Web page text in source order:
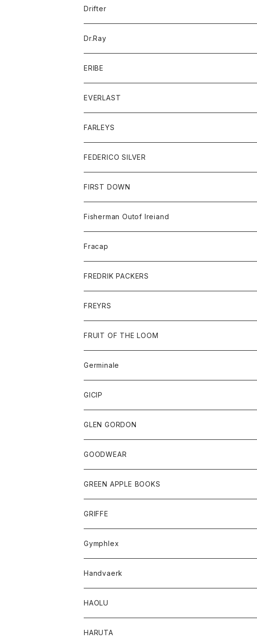
バッグ
コート
ジャケット
アクセサリー
バッグ
キッズ
シャツ
Tシャツ
グッズ
帽子
トップス
シャツ
セーター
ボトム
ショートパンツ
パンツ
レディース
コート
ジャケット
Tシャツ
ボトム
帽子
Drifter
Dr.Ray
ERIBE
ニット
EVERLAST
トップス
ジャケット
スエットシャツ
ボトム
スエットパンツ
グッズ
帽子
FARLEYS
FEDERICO SILVER
アクセサリー
FIRST DOWN
Fisherman Outof Ireiand
ニット
Fracap
グッズ
靴
FREDRIK PACKERS
アクセサリー
バッグ
FREYRS
サングラス
FRUIT OF THE LOOM
アウター
パーカー
グッズ
ネクタイ
チーフ
トップス
シャツ
タンクトップ
ボトム
ショートパンツ
スカート
レディース
スカート
Tシャツ
Germinale
靴
サンダル
GICIP
トップス
Tシャツ
GLEN GORDON
グッズ
手袋
GOODWEAR
トップス
Tシャツ
GREEN APPLE BOOKS
GRIFFE
Gymphlex
アウター
カーディガン
コート
トップス
シャツ
レディース
Handvaerk
トップス
Tシャツ
HAOLU
HARUTA